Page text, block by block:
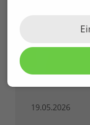
19.05.2026